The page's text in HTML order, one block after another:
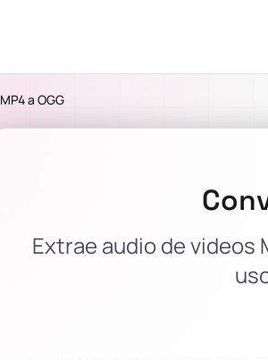
MP4 a OGG
Extrae audio de videos